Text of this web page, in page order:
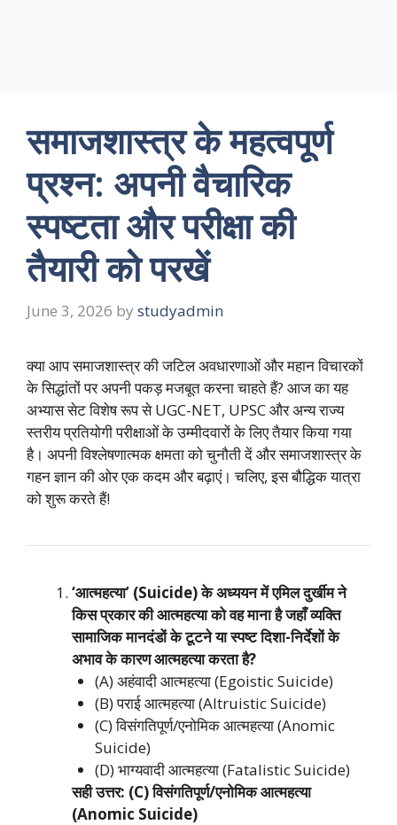
समाजशास्त्र के महत्वपूर्ण
प्रश्न: अपनी वैचारिक
स्पष्टता और परीक्षा की
तैयारी को परखें
June 3, 2026 by studyadmin
क्या आप समाजशास्त्र की जटिल अवधारणाओं और महान विचारकों
के सिद्धांतों पर अपनी पकड़ मजबूत करना चाहते हैं? आज का यह
अभ्यास सेट विशेष रूप से UGC-NET, UPSC और अन्य राज्य
स्तरीय प्रतियोगी परीक्षाओं के उम्मीदवारों के लिए तैयार किया गया
है। अपनी विश्लेषणात्मक क्षमता को चुनौती दें और समाजशास्त्र के
गहन ज्ञान की ओर एक कदम और बढ़ाएं। चलिए, इस बौद्धिक यात्रा
को शुरू करते हैं!
‘आत्महत्या’ (Suicide) के अध्ययन में एमिल दुर्खीम ने
किस प्रकार की आत्महत्या को वह माना है जहाँ व्यक्ति
सामाजिक मानदंडों के टूटने या स्पष्ट दिशा-निर्देशों के
अभाव के कारण आत्महत्या करता है?
(A) अहंवादी आत्महत्या (Egoistic Suicide)
(B) पराई आत्महत्या (Altruistic Suicide)
(C) विसंगतिपूर्ण/एनोमिक आत्महत्या (Anomic
Suicide)
(D) भाग्यवादी आत्महत्या (Fatalistic Suicide)
सही उत्तर: (C) विसंगतिपूर्ण/एनोमिक आत्महत्या
(Anomic Suicide)